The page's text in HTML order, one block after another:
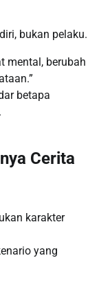
bukan pelaku.
mental, berubah
betapa
Cerita
karakter
yang